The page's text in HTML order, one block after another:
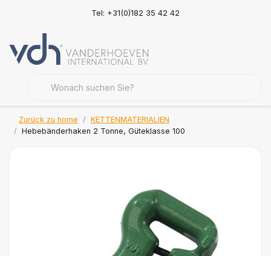
Tel: +31(0)182 35 42 42
Zurück zu home
KETTENMATERIALIEN
Hebebänderhaken 2 Tonne, Güteklasse 100